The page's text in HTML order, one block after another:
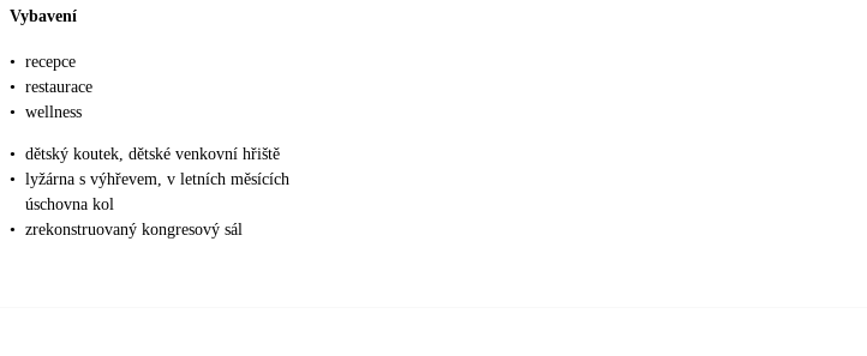
Vybavení
• recepce
• restaurace
• wellness
• dětský koutek, dětské venkovní hřiště
• lyžárna s výhřevem, v letních měsících
úschovna kol
• zrekonstruovaný kongresový sál